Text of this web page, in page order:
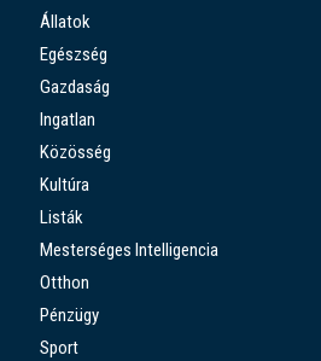
Állatok
Egészség
Gazdaság
Ingatlan
Közösség
Kultúra
Listák
Mesterséges Intelligencia
Otthon
Pénzügy
Sport